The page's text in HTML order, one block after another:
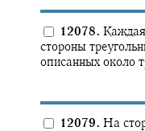
12078. Каждая
стороны
описанных около
12079. На